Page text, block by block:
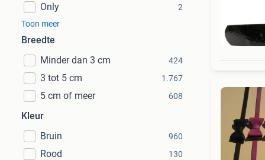
Only
2
Toon meer
Breedte
Minder dan 3 cm
424
3 tot 5 cm 1.767
5 cm of meer 608
Kleur
Bruin
960
Rood 130